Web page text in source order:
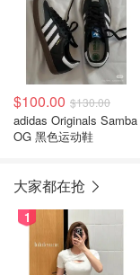
$100.00 $130.00
adidas Originals Samba
OG 黑色运动鞋
大家都在抢
1